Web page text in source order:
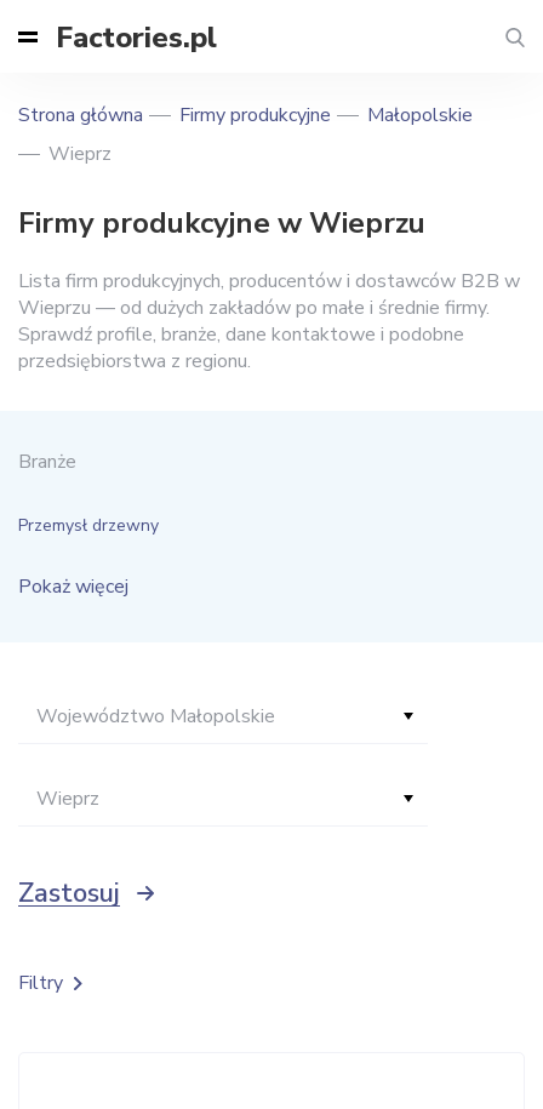
Factories.pl
Strona główna Firmy produkcyjne
Małopolskie
Wieprz
Firmy produkcyjne w Wieprzu
Lista firm produkcyjnych, producentów i dostawców B2B w
Wieprzu — od dużych zakładów po małe i średnie firmy.
Sprawdź profile, branże, dane kontaktowe i podobne
przedsiębiorstwa z regionu.
Branże
Przemysł drzewny
Pokaż więcej
Województwo Małopolskie
Wieprz
Zastosuj
Filtry